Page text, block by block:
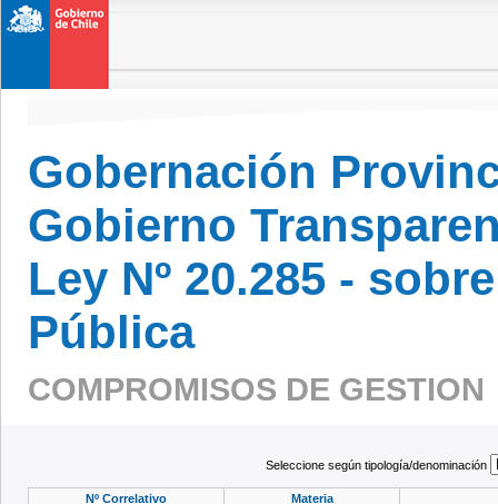
Gobernación
Gobierno
Ley Nº 20.285 -
Pública
COMPROMISOS DE
Seleccione según tipología/denominación
Nº Correlativo
Materia